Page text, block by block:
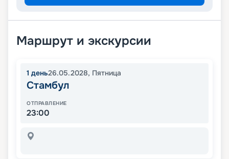
Маршрут и экскурсии
1 день26.05.2028, Пятница
Стамбул
ОТПРАВЛЕНИЕ
23:00